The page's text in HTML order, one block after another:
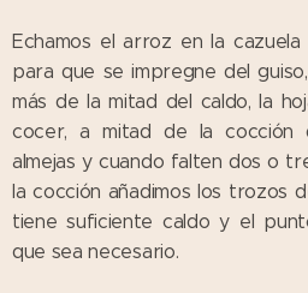
Echamos el arroz en la
para que se impregne del
más de la mitad del caldo, la
cocer, a mitad de la cocción
almejas y cuando falten dos o
la cocción añadimos los trozos
tiene suficiente caldo y el
que sea necesario.